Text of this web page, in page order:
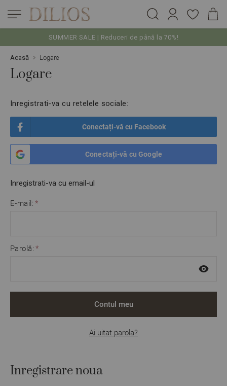
SUMMER SALE | Reduceri de până la 70%!
Acasă Logare
Logare
Inregistrati-va cu retelele sociale:
Conectați-vă cu Facebook
Conectați-vă cu Google
Inregistrati-va cu email-ul
E-mail:
Parolă:
Contul meu
Ai uitat parola?
Inregistrare noua